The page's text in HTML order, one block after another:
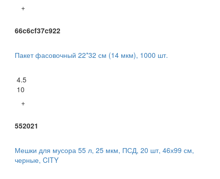
+
66c6cf37c922
Пакет фасовочный 22*32 см (14 мкм), 1000 шт.
4.5
10
+
552021
Мешки для мусора 55 л, 25 мкм, ПСД, 20 шт, 46х99 см,
черные, CITY